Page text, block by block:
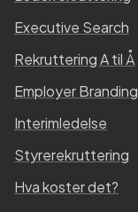
Executive Search
Rekruttering A til Å
Employer Branding
Interimledelse
Styrerekruttering
Hva koster det?